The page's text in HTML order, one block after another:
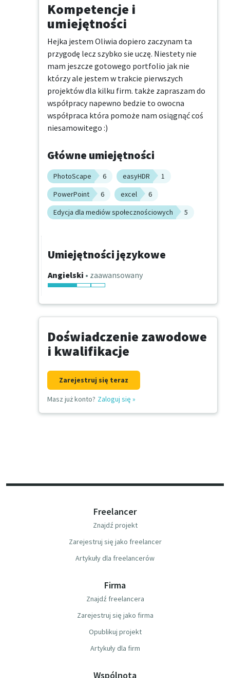
Kompetencje i
umiejętności
Hejka jestem Oliwia dopiero zaczynam ta
przygodę lecz szybko sie uczę. Niestety nie
mam jeszcze gotowego portfolio jak nie
którzy ale jestem w trakcie pierwszych
projektów dla kilku firm. także zapraszam do
współpracy napewno bedzie to owocna
współpraca która pomoże nam osiągnąć coś
niesamowitego :)
Główne umiejętności
PhotoScape 6 easyHDR
1
PowerPoint
6 excel
6
Edycja dla mediów społecznościowych
5
Umiejętności językowe
Angielski • zaawansowany
Doświadczenie zawodowe
i kwalifikacje
Zarejestruj się teraz
Masz już konto? Zaloguj się »
Freelancer
Znajdź projekt
Zarejestruj się jako freelancer
Artykuły dla freelancerów
Firma
Znajdź freelancera
Zarejestruj się jako firma
Opublikuj projekt
Artykuły dla firm
Wspólnota